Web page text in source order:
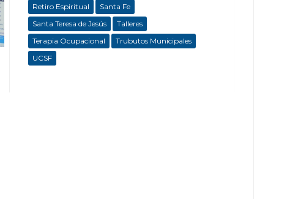
Retiro Espiritual
Santa Fe
Santa Teresa de Jesús
Talleres
Terapia Ocupacional
Trubutos Municipales
UCSF